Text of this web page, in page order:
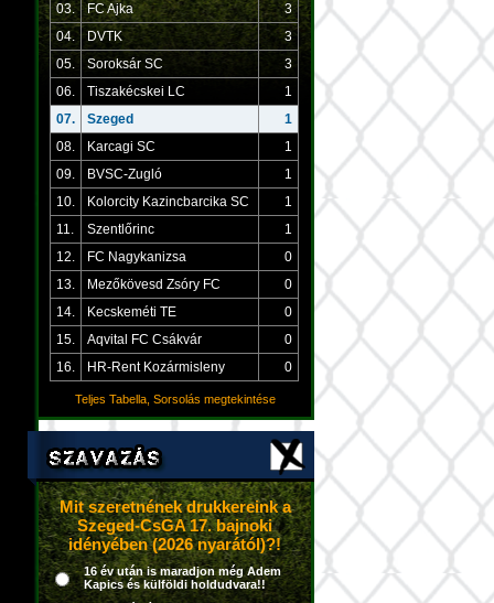
03.
FC Ajka
3
04.
DVTK
3
05.
Soroksár SC
3
06.
Tiszakécskei LC
1
07.
Szeged
1
08.
Karcagi SC
1
09.
BVSC-Zugló
1
10.
Kolorcity Kazincbarcika SC
1
11.
Szentlőrinc
1
12.
FC Nagykanizsa
0
13.
Mezőkövesd Zsóry FC
0
14.
Kecskeméti TE
0
15.
Aqvital FC Csákvár
0
16.
HR-Rent Kozármisleny 0
Teljes Tabella, Sorsolás megtekintése
Mit szeretnének drukkereink a
Szeged-CsGA 17. bajnoki
idényében (2026 nyarától)?!
16 év után is maradjon még Adem
Kapics és külföldi holdudvara!!